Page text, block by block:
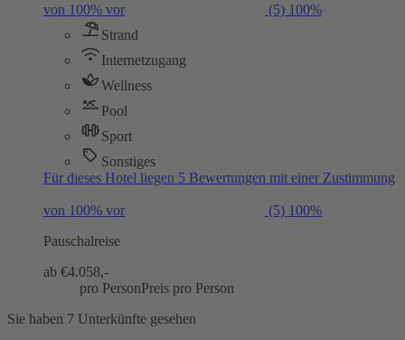
von 100% vor (5) 100%
Strand
Internetzugang
Wellness
Pool
Sport
Sonstiges
Für dieses Hotel liegen 5 Bewertungen mit einer Zustimmung
von 100% vor (5) 100%
Pauschalreise
ab €4.058,-
pro PersonPreis pro Person
Sie haben 7 Unterkünfte gesehen